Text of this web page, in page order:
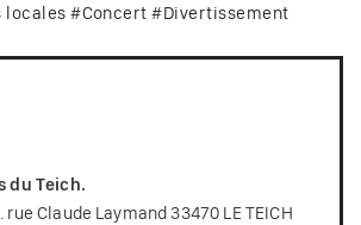
locales #Concert #Divertissement
du Teich.
rue Claude Laymand 33470 LE TEICH